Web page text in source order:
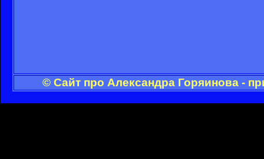
© Сайт про Александра Горяинова -